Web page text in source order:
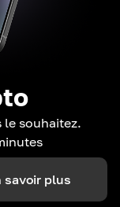
le souhaitez.
savoir plus